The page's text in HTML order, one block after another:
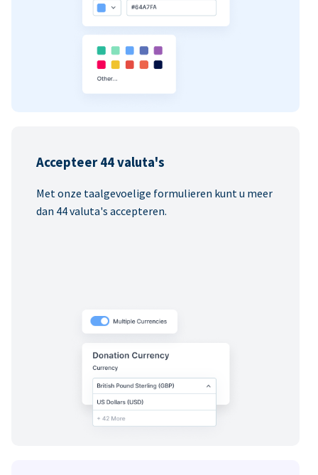
Accepteer 44 valuta's
Met onze taalgevoelige formulieren kunt u meer
dan 44 valuta's accepteren.